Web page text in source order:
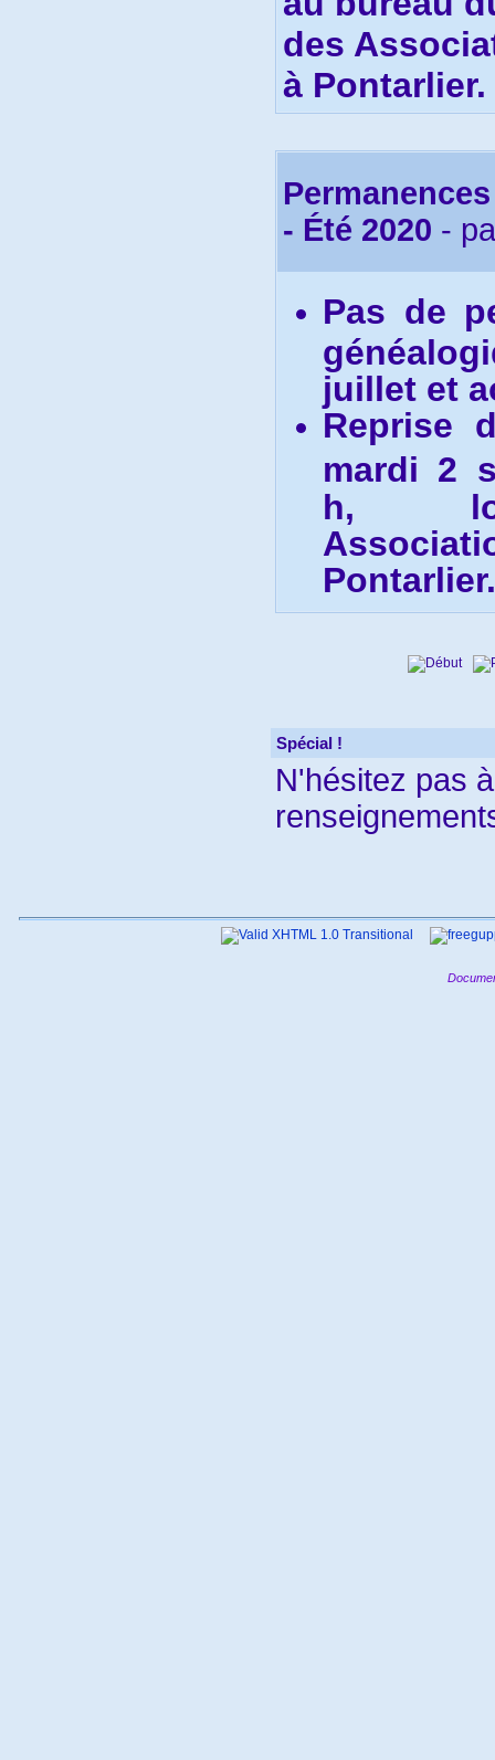
des
à Pontarlier.
- Été 2020 -
Pas de
juillet et
Reprise
mardi 2
h,
Pontarlier.
Spécial !
N'hésitez pas